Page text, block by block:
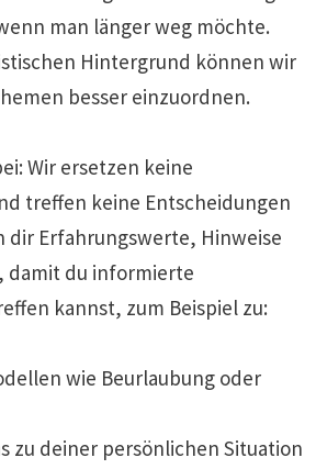
man länger weg möchte.
Hintergrund können wir
besser einzuordnen.
Wir ersetzen keine
treffen keine Entscheidungen
dir Erfahrungswerte, Hinweise
damit du informierte
kannst, zum Beispiel zu:
wie Beurlaubung oder
zu deiner persönlichen Situation